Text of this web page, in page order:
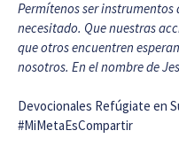
Permítenos ser instrumentos
necesitado. Que nuestras
que otros encuentren
nosotros. En el nombre de
Devocionales Refúgiate en
#MiMetaEsCompartir